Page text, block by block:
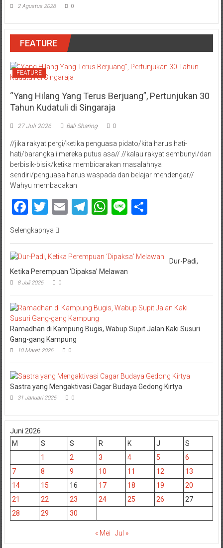
2 Agustus 2026 0
FEATURE
FEATURE
“Yang Hilang Yang Terus Berjuang”, Pertunjukan 30
Tahun Kudatuli di Singaraja
27 Juli 2026 Bali Sharing 0
//jika rakyat pergi/ketika penguasa pidato/kita harus hati-
hati/barangkali mereka putus asa// //kalau rakyat sembunyi/dan
berbisik-bisik/ketika membicarakan masalahnya
sendiri/penguasa harus waspada dan belajar mendengar//
Wahyu membacakan
Facebook
Twitter
EmailTelegram
WhatsApp
LineShare
Selengkapnya
Dur-Padi,
Ketika Perempuan ‘Dipaksa’ Melawan
8 Juli 2026 0
Ramadhan di Kampung Bugis, Wabup Supit Jalan Kaki Susuri
Gang-gang Kampung
10 Maret 2026 0
Sastra yang Mengaktivasi Cagar Budaya Gedong Kirtya
31 Januari 2026 0
Juni 2026
M
S S R K J
S
1
2 3 4 5
6
7
8 9 10 11 12
13
14
15 16 17 18 19
20
21
22 23 24 25 26
27
28
29 30
« Mei Jul »